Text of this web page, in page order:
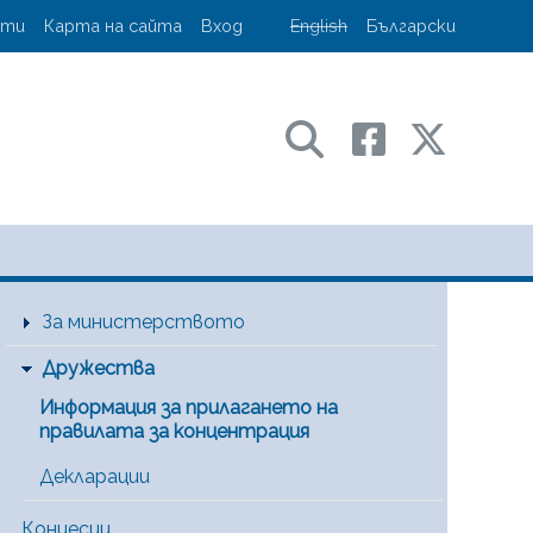
menu
Карта на сайта Вход English Български
Main Menu [BG]
За министерството
Дружества
Информация за прилагането на
правилата за концентрация
Декларации